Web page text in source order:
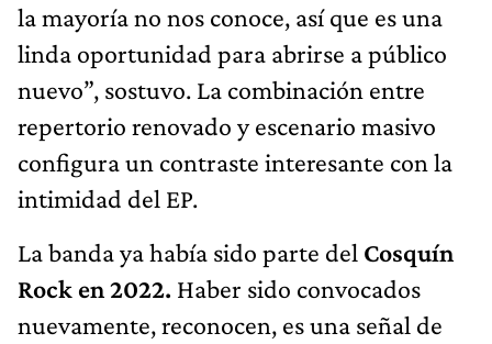
la mayoría no nos conoce, así que es una
linda oportunidad para abrirse a público
nuevo”, sostuvo. La combinación entre
repertorio renovado y escenario masivo
configura un contraste interesante con la
intimidad del EP.
La banda ya había sido parte del Cosquín
Rock en 2022. Haber sido convocados
nuevamente, reconocen, es una señal de